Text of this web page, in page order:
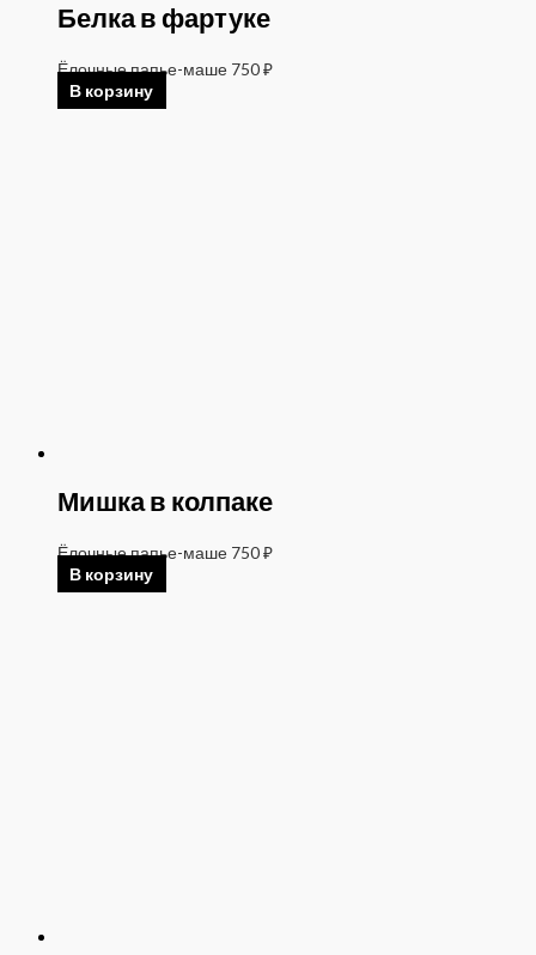
Белка в фартуке
Ёлочные папье-маше 750₽
В корзину
Мишка в колпаке
Ёлочные папье-маше 750₽
В корзину